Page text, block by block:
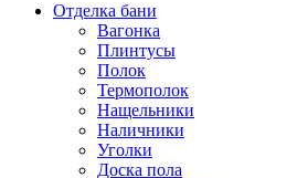
Отделка бани
Вагонка
Плинтусы
Полок
Термополок
Нащельники
Наличники
Уголки
Доска пола